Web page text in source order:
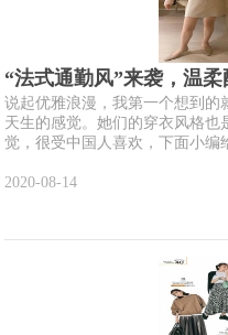
“法式通勤风”来袭，温
说起优雅浪漫，我第一个想到的
天生的感觉。她们的穿衣风格
觉，很受中国人喜欢，下面小编
2020-08-14